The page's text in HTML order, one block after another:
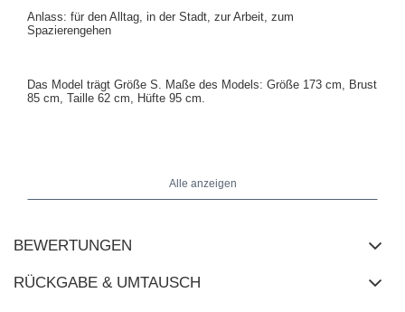
Anlass: für den Alltag, in der Stadt, zur Arbeit, zum
Spazierengehen
Das Model trägt Größe S. Maße des Models: Größe 173 cm, Brust
85 cm, Taille 62 cm, Hüfte 95 cm.
Alle anzeigen
BEWERTUNGEN
RÜCKGABE & UMTAUSCH